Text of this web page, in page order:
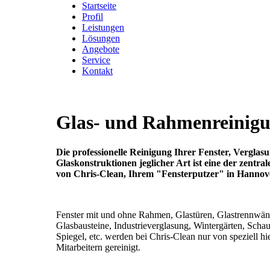
Startseite
Profil
Leistungen
Lösungen
Angebote
Service
Kontakt
Glas- und
Die professionelle Reinigung Ihrer Fenster,
Glaskonstruktionen jeglicher Art ist eine der
von Chris-Clean, Ihrem "Fensterputzer" in
Fenster mit und ohne Rahmen, Glastüren,
Glasbausteine, Industrieverglasung, Wintergärten,
Spiegel, etc. werden bei Chris-Clean nur von speziell
Mitarbeitern gereinigt.